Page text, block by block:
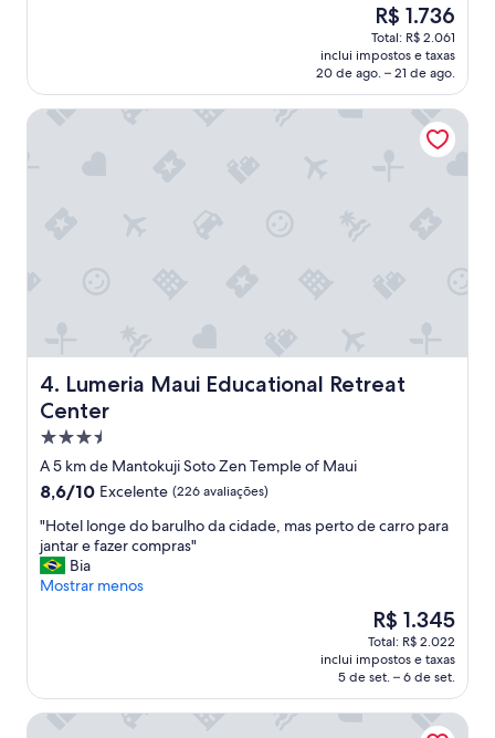
O
preço
é
de
R$ 1.736
R$ 1.736
Total: R$ 2.061
inclui impostos e taxas
20 de ago. – 21 de ago.
4. Lumeria Maui Educational Retreat
Center
Lumeria Maui Educational Retreat Center
Propriedade
3.5
estrelas
A 5 km de Mantokuji Soto Zen Temple of Maui
8.6
10,
Excelente,
(226
avaliações)
8,6/10 Excelente (226 avaliações)
"
H
o
t
g
"Hotel longe do barulho da cidade, mas perto de carro para
jantar e fazer compras"
Bia
Mostrar menos
O
preço
é
de
R$ 1.345
R$ 1.345
Total: R$ 2.022
inclui impostos e taxas
5 de set. – 6 de set.
Lumeria Maui Educational Retreat Center
Yonegan Maui Getaways - Haiku